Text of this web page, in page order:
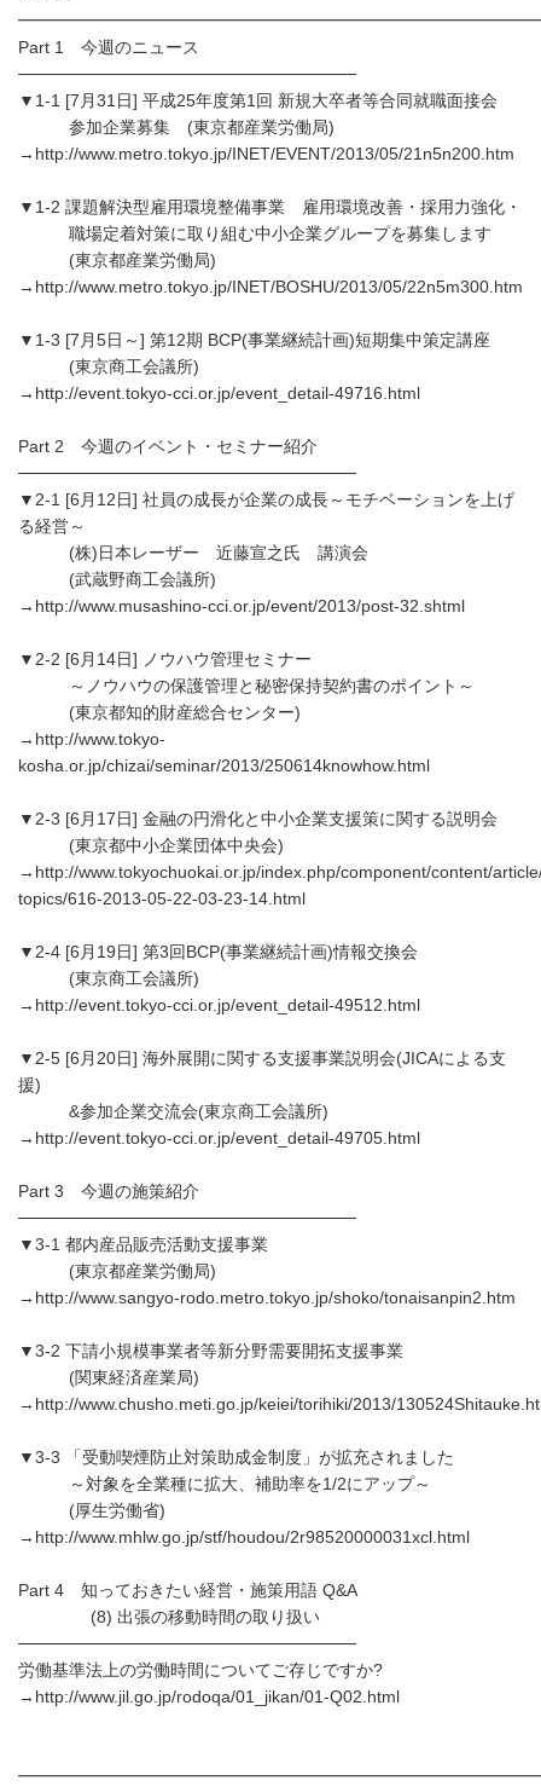
Part 1 今週のニュース
────────────────────────────
▼1-1 [7月31日] 平成25年度第1回 新規大卒者等合同就職面接会
参加企業募集 (東京都産業労働局)
→http://www.metro.tokyo.jp/INET/EVENT/2013/05/21n5n200.htm
▼1-2 課題解決型雇用環境整備事業 雇用環境改善・採用力強化・
職場定着対策に取り組む中小企業グループを募集します
(東京都産業労働局)
→http://www.metro.tokyo.jp/INET/BOSHU/2013/05/22n5m300.htm
▼1-3 [7月5日～] 第12期 BCP(事業継続計画)短期集中策定講座
(東京商工会議所)
→http://event.tokyo-cci.or.jp/event_detail-49716.html
Part 2 今週のイベント・セミナー紹介
────────────────────────────
▼2-1 [6月12日] 社員の成長が企業の成長～モチベーションを上げ
る経営～
(株)日本レーザー 近藤宣之氏 講演会
(武蔵野商工会議所)
→http://www.musashino-cci.or.jp/event/2013/post-32.shtml
▼2-2 [6月14日] ノウハウ管理セミナー
～ノウハウの保護管理と秘密保持契約書のポイント～
(東京都知的財産総合センター)
→http://www.tokyo-
kosha.or.jp/chizai/seminar/2013/250614knowhow.html
▼2-3 [6月17日] 金融の円滑化と中小企業支援策に関する説明会
(東京都中小企業団体中央会)
→http://www.tokyochuokai.or.jp/index.php/component/content/
topics/616-2013-05-22-03-23-14.html
▼2-4 [6月19日] 第3回BCP(事業継続計画)情報交換会
(東京商工会議所)
→http://event.tokyo-cci.or.jp/event_detail-49512.html
▼2-5 [6月20日] 海外展開に関する支援事業説明会(JICAによる支
援)
&参加企業交流会(東京商工会議所)
→http://event.tokyo-cci.or.jp/event_detail-49705.html
Part 3 今週の施策紹介
────────────────────────────
▼3-1 都内産品販売活動支援事業
(東京都産業労働局)
→http://www.sangyo-rodo.metro.tokyo.jp/shoko/tonaisanpin2.htm
▼3-2 下請小規模事業者等新分野需要開拓支援事業
(関東経済産業局)
→http://www.chusho.meti.go.jp/keiei/torihiki/2013/
▼3-3 「受動喫煙防止対策助成金制度」が拡充されました
～対象を全業種に拡大、補助率を1/2にアップ～
(厚生労働省)
→http://www.mhlw.go.jp/stf/houdou/2r98520000031xcl.html
Part 4 知っておきたい経営・施策用語 Q&A
(8) 出張の移動時間の取り扱い
────────────────────────────
労働基準法上の労働時間についてご存じですか?
→http://www.jil.go.jp/rodoqa/01_jikan/01-Q02.html